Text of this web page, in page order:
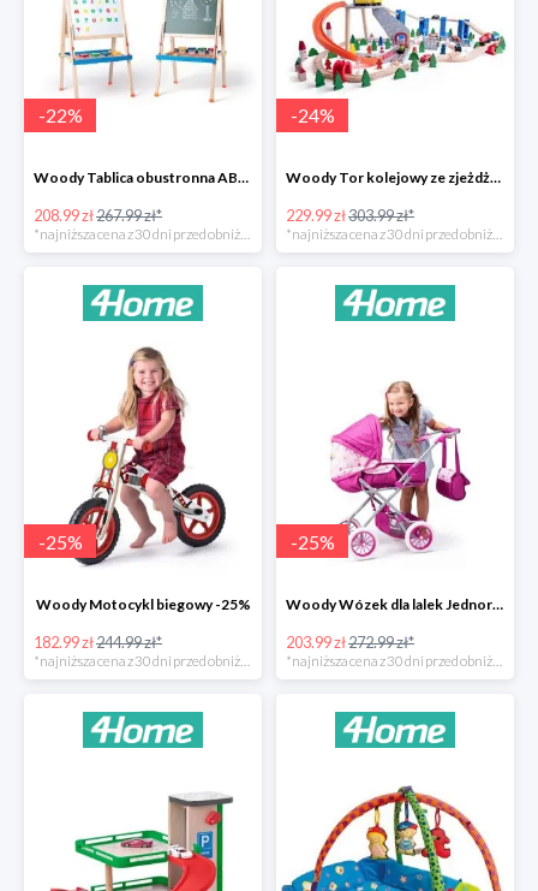
-22%
Woody Tablica obustronna ABC -22%
208.99 zł267.99 zł*
*najniższa cena z 30 dni przed obniżką
-24%
Woody Tor kolejowy ze zjeżdżalnią i żurawiem -24%
229.99 zł303.99 zł*
*najniższa cena z 30 dni przed obniżką
-25%
Woody Motocykl biegowy -25%
182.99 zł244.99 zł*
-25%
Woody Wózek dla lalek Jednorożec -25%
203.99 zł272.99 zł*